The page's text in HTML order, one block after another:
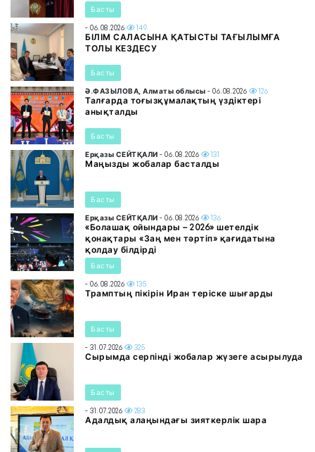
Басты
- 06.08.2026 149
БІЛІМ САЛАСЫНА ҚАТЫСТЫ ТАҒЫЛЫМҒА
ТОЛЫ КЕЗДЕСУ
Басты
Ә.ФАЗЫЛОВА, Алматы облысы - 06.08.2026 126
Талғарда тоғызқұмалақтың үздіктері
анықталды
Басты
Ерқазы СЕЙТҚАЛИ - 06.08.2026 131
Маңызды жобалар басталды
Басты
Ерқазы СЕЙТҚАЛИ - 06.08.2026 136
«Болашақ ойындары – 2026» шетелдік
қонақтары «Заң мен тәртіп» қағидатына
қолдау білдірді
Басты
- 06.08.2026 135
Трамптың пікірін Иран теріске шығарды
Басты
- 31.07.2026 325
Сырымда серпінді жобалар жүзеге асырылуда
Басты
- 31.07.2026 283
Адалдық алаңындағы зияткерлік шара